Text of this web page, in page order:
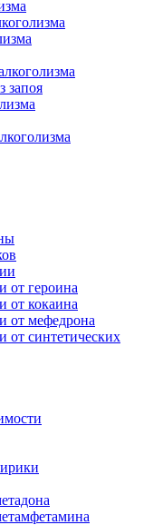
запоя
от героина
от кокаина
от мефедрона
от синтетических